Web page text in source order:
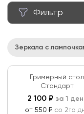
Фильтр
Вес кг
Зеркала с
Гримерный стол
Стандарт
2 100₽ за 1
от 550 ₽ со 2го